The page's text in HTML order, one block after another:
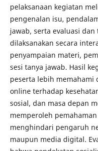
pelaksanaan kegiatan
pengenalan isu,
jawab, serta evaluasi
dilaksanakan secara
penyampaian materi,
sesi tanya jawab. Hasil
peserta lebih memahami
online terhadap
sosial, dan masa depan
memperoleh
menghindari pengaruh
maupun media digital.